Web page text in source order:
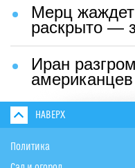
Мерц
раскрыто —
Иран
американцев
НАВЕРХ
Политика